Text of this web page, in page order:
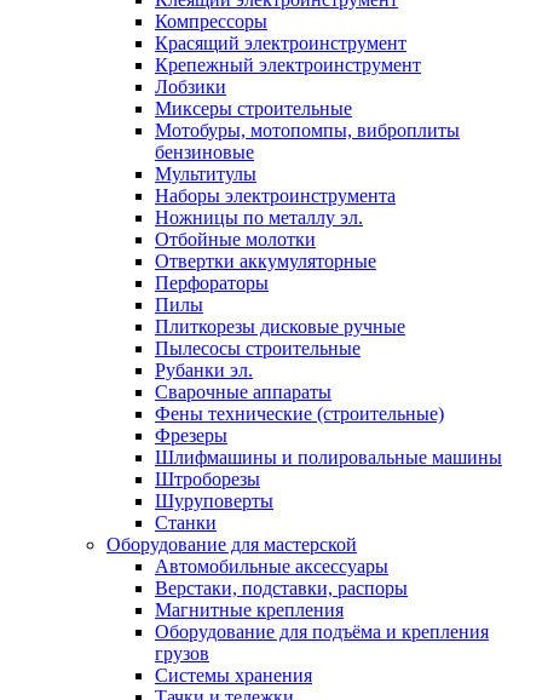
Компрессоры
Красящий электроинструмент
Крепежный электроинструмент
Лобзики
Миксеры строительные
Мотобуры, мотопомпы, виброплиты
бензиновые
Мультитулы
Наборы электроинструмента
Ножницы по металлу эл.
Отбойные молотки
Отвертки аккумуляторные
Перфораторы
Пилы
Плиткорезы дисковые ручные
Пылесосы строительные
Рубанки эл.
Сварочные аппараты
Фены технические (строительные)
Фрезеры
Шлифмашины и полировальные машины
Штроборезы
Шуруповерты
Станки
Оборудование для мастерской
Автомобильные аксессуары
Верстаки, подставки, распоры
Магнитные крепления
Оборудование для подъёма и крепления
грузов
Системы хранения